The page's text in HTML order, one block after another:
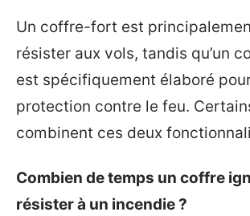
Un coffre-fort est
résister aux vols, tandis qu’un
est spécifiquement élaboré
protection contre le feu.
combinent ces deux
Combien de temps un coffre
résister à un incendie ?